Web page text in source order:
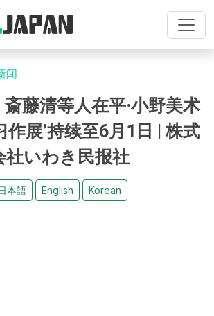
闻
藤清等人在平·小野美术
作展’持续至6月1日 | 株式
社いわき民报社
本語 English Korean